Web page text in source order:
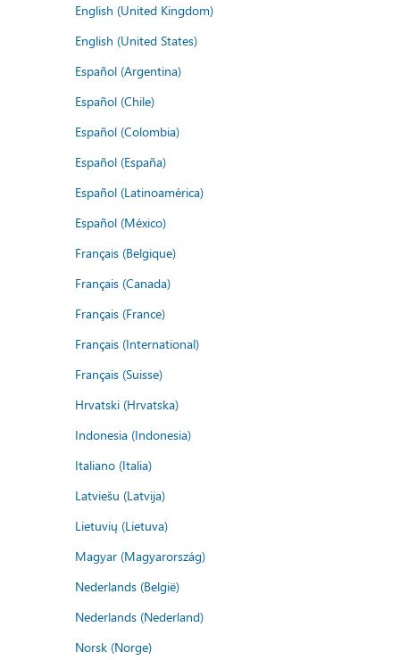
English (United Kingdom)
English (United States)
Español (Argentina)
Español (Chile)
Español (Colombia)
Español (España)
Español (Latinoamérica)
Español (México)
Français (Belgique)
Français (Canada)
Français (France)
Français (International)
Français (Suisse)
Hrvatski (Hrvatska)
Indonesia (Indonesia)
Italiano (Italia)
Latviešu (Latvija)
Lietuvių (Lietuva)
Magyar (Magyarország)
Nederlands (België)
Nederlands (Nederland)
Norsk (Norge)